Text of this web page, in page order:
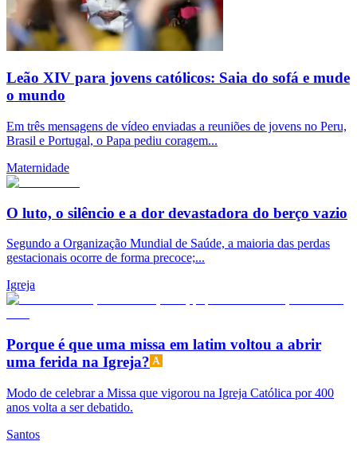
Leão XIV para jovens católicos: Saia do sofá e mude
o mundo
Em três mensagens de vídeo enviadas a reuniões de jovens no Peru,
Brasil e Portugal, o Papa pediu coragem...
Maternidade
O luto, o silêncio e a dor devastadora do berço vazio
Segundo a Organização Mundial de Saúde, a maioria das perdas
gestacionais ocorre de forma precoce;...
Igreja
Porque é que uma missa em latim voltou a abrir
uma ferida na Igreja?
Modo de celebrar a Missa que vigorou na Igreja Católica por 400
anos volta a ser debatido.
Santos